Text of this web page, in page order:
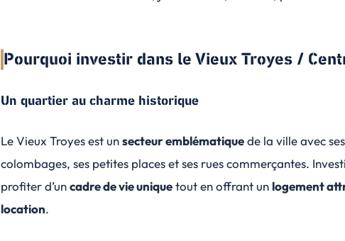
Pourquoi investir dans le Vieux Troyes /
Un quartier au charme historique
Le Vieux Troyes est unsecteur emblématiquede la ville avec
colombages, ses petites places et ses rues commerçantes.
profiter d’uncadre de vie uniquetout en offrant un logement
location.